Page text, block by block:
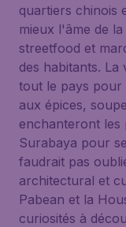
quartiers chinois
mieux l'âme de
streetfood et
des habitants. La
tout le pays pour
aux épices,
enchanteront les
Surabaya pour
faudrait pas
architectural et
Pabean et la
curiosités à